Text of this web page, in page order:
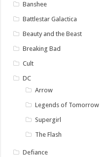
Banshee
Battlestar Galactica
Beauty and the Beast
Breaking Bad
Cult
DC
Arrow
Legends of Tomorrow
Supergirl
The Flash
Defiance